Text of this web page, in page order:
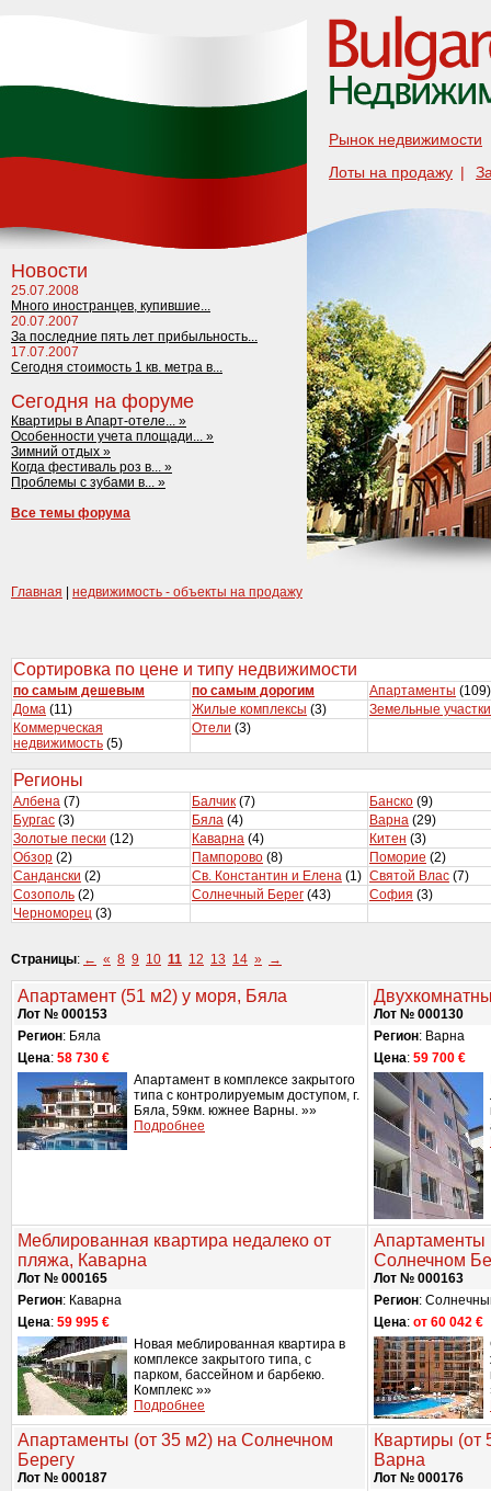
Рынок недвижимости
Лоты на продажу |
Новости
25.07.2008
Много иностранцев, купившие...
20.07.2007
За последние пять лет прибыльность...
17.07.2007
Сегодня стоимость 1 кв. метра в...
Сегодня на форуме
Квартиры в Апарт-отеле... »
Особенности учета площади... »
Зимний отдых »
Когда фестиваль роз в... »
Проблемы с зубами в... »
Все темы форума
Главная недвижимость - объекты на продажу
Сортировка по цене и типу недвижимости
по самым дешевым по самым дорогим Апартаменты (109)
Дома (11) Жилые комплексы (3)
Земельные участки
Коммерческая
недвижимость (5)
Отели (3)
Регионы
Албена (7) Балчик (7) Банско (9)
Бургас (3) Бяла (4) Варна (29)
Золотые пески (12) Каварна (4) Китен (3)
Обзор (2) Пампорово (8) Поморие (2)
Сандански (2) Св. Константин и Елена (1) Святой Влас (7)
Созополь (2) Солнечный Берег (43) София (3)
Черноморец (3)
Страницы: ← « 8 9 10 11 12 13 14 » →
Апартамент (51 м2) у моря, Бяла
Лот № 000153
Регион: Бяла
Цена: 58 730 €
Апартамент в комплексе закрытого
типа с контролируемым доступом, г.
Бяла, 59км. южнее Варны. »»
Подробнее
Лот № 000130
Регион: Варна
Цена: 59 700 €
Меблированная квартира недалеко от
пляжа, Каварна
Лот № 000165
Регион: Каварна
Цена: 59 995 €
Новая меблированная квартира в
комплексе закрытого типа, с
парком, бассейном и барбекю.
Комплекс »»
Подробнее
Апартаменты
Солнечном
Лот № 000163
Регион:
Цена: от 60 042 €
Апартаменты (от 35 м2) на Солнечном
Берегу
Лот № 000187
Квартиры (от
Варна
Лот № 000176